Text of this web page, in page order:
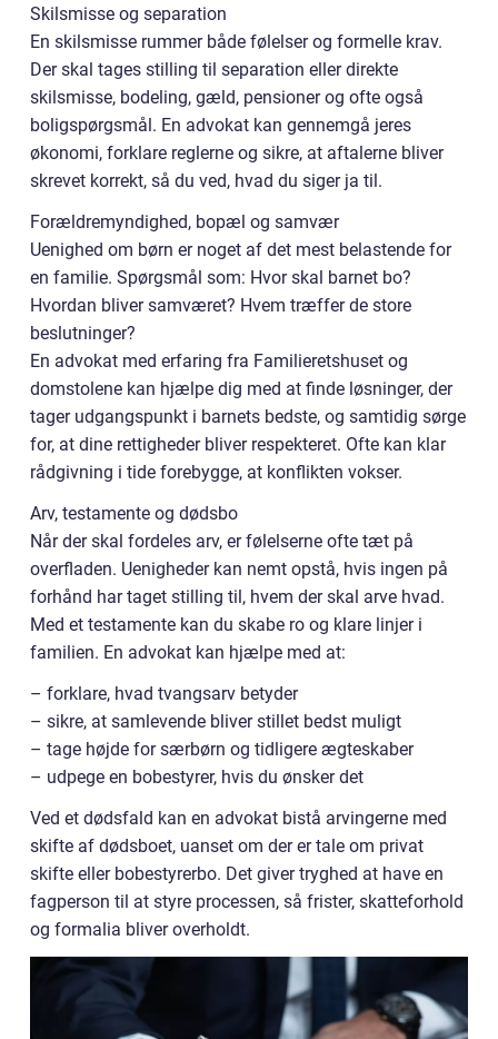
Skilsmisse og separation
En skilsmisse rummer både følelser og formelle krav.
Der skal tages stilling til separation eller direkte
skilsmisse, bodeling, gæld, pensioner og ofte også
boligspørgsmål. En advokat kan gennemgå jeres
økonomi, forklare reglerne og sikre, at aftalerne bliver
skrevet korrekt, så du ved, hvad du siger ja til.
Forældremyndighed, bopæl og samvær
Uenighed om børn er noget af det mest belastende for
en familie. Spørgsmål som: Hvor skal barnet bo?
Hvordan bliver samværet? Hvem træffer de store
beslutninger?
En advokat med erfaring fra Familieretshuset og
domstolene kan hjælpe dig med at finde løsninger, der
tager udgangspunkt i barnets bedste, og samtidig sørge
for, at dine rettigheder bliver respekteret. Ofte kan klar
rådgivning i tide forebygge, at konflikten vokser.
Arv, testamente og dødsbo
Når der skal fordeles arv, er følelserne ofte tæt på
overfladen. Uenigheder kan nemt opstå, hvis ingen på
forhånd har taget stilling til, hvem der skal arve hvad.
Med et testamente kan du skabe ro og klare linjer i
familien. En advokat kan hjælpe med at:
– forklare, hvad tvangsarv betyder
– sikre, at samlevende bliver stillet bedst muligt
– tage højde for særbørn og tidligere ægteskaber
– udpege en bobestyrer, hvis du ønsker det
Ved et dødsfald kan en advokat bistå arvingerne med
skifte af dødsboet, uanset om der er tale om privat
skifte eller bobestyrerbo. Det giver tryghed at have en
fagperson til at styre processen, så frister, skatteforhold
og formalia bliver overholdt.